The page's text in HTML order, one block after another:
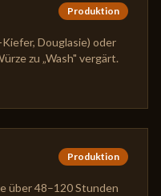
Produktion
Douglasie) oder
zu „Wash" vergärt.
Produktion
über 48–120 Stunden